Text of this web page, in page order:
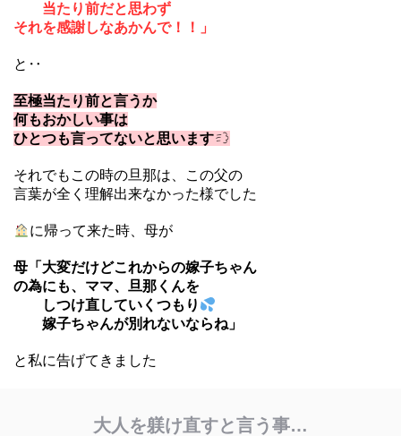
当たり前だと思わず
それを感謝しなあかんで！！」
と‥
至極当たり前と言うか
何もおかしい事は
ひとつも言ってないと思います
それでもこの時の旦那は、この父の
言葉が全く理解出来なかった様でした
に帰って来た時、母が
母「大変だけどこれからの嫁子ちゃん
の為にも、ママ、旦那くんを
しつけ直していくつもり
嫁子ちゃんが別れないならね」
と私に告げてきました
大人を躾け直すと言う事…